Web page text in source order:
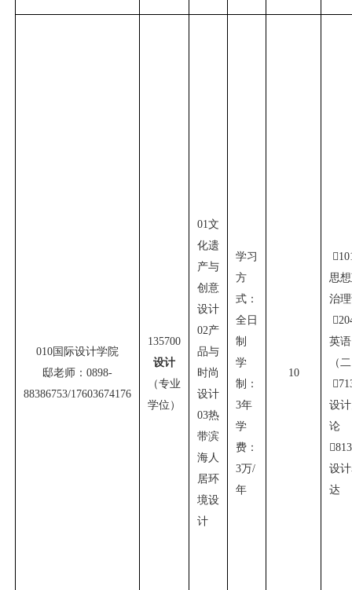
010 国际设计学院
邸老师：0898-
88386753/17603674176
135700
设计
（专业
学位）
01文
化遗
产与
创意
设计
02产
品与
时尚
设计
03热
带滨
海人
居环
境设
计
学习
方
式：
全日
制
学
制：
3年
学
费：
3万/
年
10

思
治

英语
（

设
论
813
设
达